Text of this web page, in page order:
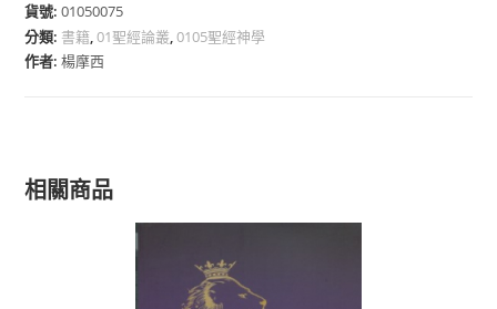
貨號:01050075
分類: 書籍,01聖經論叢,0105聖經神學
作者:楊摩西
相關商品